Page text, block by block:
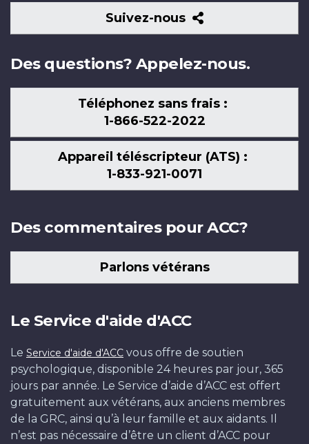
Suivez-nous
Suivez-
nous
Des questions? Appelez-nous.
Téléphonez sans frais :
1-866-522-2022
Appareil téléscripteur (ATS) :
1-833-921-0071
Des commentaires pour ACC?
Parlons vétérans
Le Service d'aide d'ACC
Le Service d'aide d'ACC vous offre de soutien
psychologique, disponible 24 heures par jour, 365
jours par année. Le Service d’aide d’ACC est offert
gratuitement aux vétérans, aux anciens membres
de la GRC, ainsi qu’à leur famille et aux aidants. Il
n’est pas nécessaire d’être un client d’ACC pour